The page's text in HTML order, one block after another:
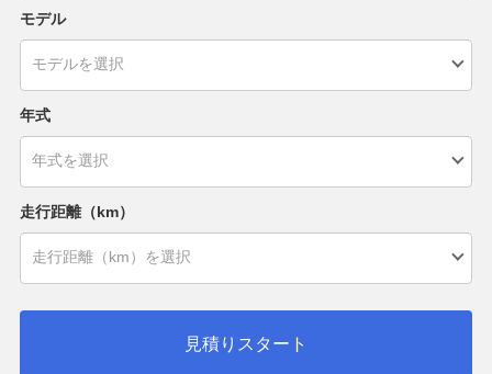
モデル
年式
走行距離（km）
見積りスタート